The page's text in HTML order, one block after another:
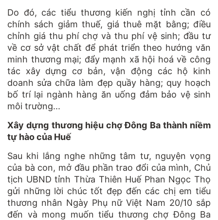
Do đó, các tiểu thương kiến nghị tỉnh cần có
chính sách giảm thuế, giá thuê mặt bằng; điều
chỉnh giá thu phí chợ và thu phí vệ sinh; đầu tư
về cơ sở vật chất để phát triển theo hướng văn
minh thương mại; đẩy mạnh xã hội hoá về công
tác xây dựng cơ bản, vận động các hộ kinh
doanh sửa chữa làm đẹp quầy hàng; quy hoạch
bố trí lại ngành hàng ăn uống đảm bảo vệ sinh
môi trường...
Xây dựng thương hiệu chợ Đông Ba thành niềm
tự hào của Huế
Sau khi lắng nghe những tâm tư, nguyện vọng
của bà con, mở đầu phần trao đổi của mình, Chủ
tịch UBND tỉnh Thừa Thiên Huế Phan Ngọc Thọ
gửi những lời chúc tốt đẹp đến các chị em tiểu
thương nhân Ngày Phụ nữ Việt Nam 20/10 sắp
đến và mong muốn tiểu thương chợ Đông Ba